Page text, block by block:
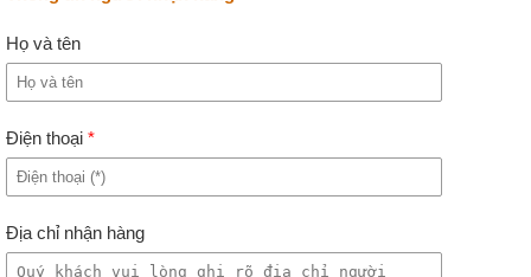
Họ và tên
Điện thoại*
Địa chỉ nhận hàng